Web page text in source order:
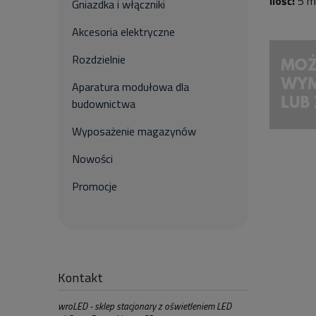
Gniazdka i włączniki
Akcesoria elektryczne
Rozdzielnie
Aparatura modułowa dla
budownictwa
Wyposażenie magazynów
Nowości
Promocje
Kontakt
wroLED - sklep stacjonary z oświetleniem LED